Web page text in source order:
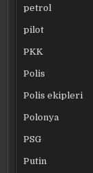
petrol
pilot
PKK
Polis
Polis ekipleri
Polonya
PSG
Putin